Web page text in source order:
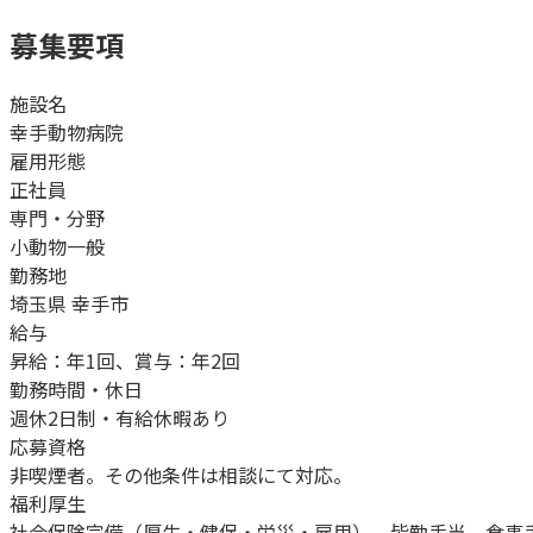
募集要項
施設名
幸手動物病院
雇用形態
正社員
専門・分野
小動物一般
勤務地
埼玉県 幸手市
給与
昇給：年1回、賞与：年2回
勤務時間・休日
週休2日制・有給休暇あり
応募資格
非喫煙者。その他条件は相談にて対応。
福利厚生